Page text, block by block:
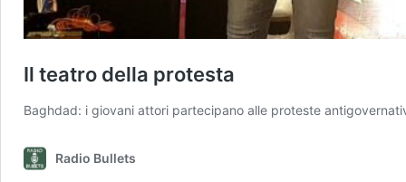
Il teatro della protesta
Baghdad: i giovani attori partecipano alle proteste
Radio Bullets